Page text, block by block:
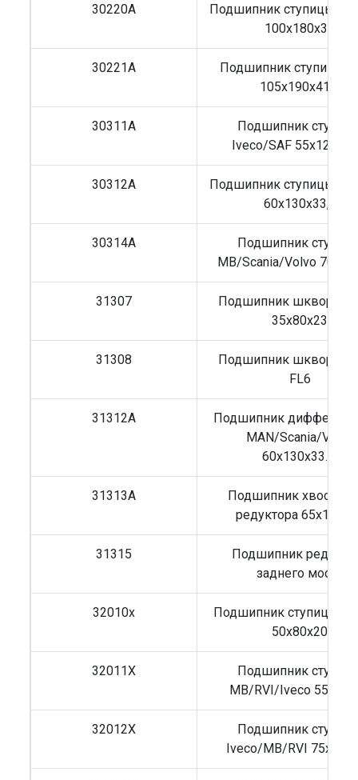
30220A
Подшипник ступицы
100x180x37
30221A
Подшипник ступицы
105x190x41.3
30311A
Подшипник
Iveco/SAF
30312A
Подшипник ступицы
60x130x33,5
30314A
Подшипник
MB/Scania/Volvo
31307
Подшипник шкворня
35х80х23
31308
Подшипник шкворня
FL6
31312A
Подшипник
MAN/Scania/Volvo
60x130x33.,5
31313A
Подшипник
редуктора
31315
Подшипник
заднего моста
32010x
Подшипник ступицы
50x80x20
32011X
Подшипник
MB/RVI/Iveco
32012X
Подшипник
Iveco/MB/RVI